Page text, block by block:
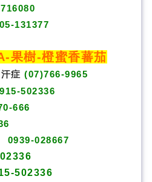
131377
-果樹-橙蜜香蕃茄
症 (07)766-9965
502336
666
0939-028667
502336